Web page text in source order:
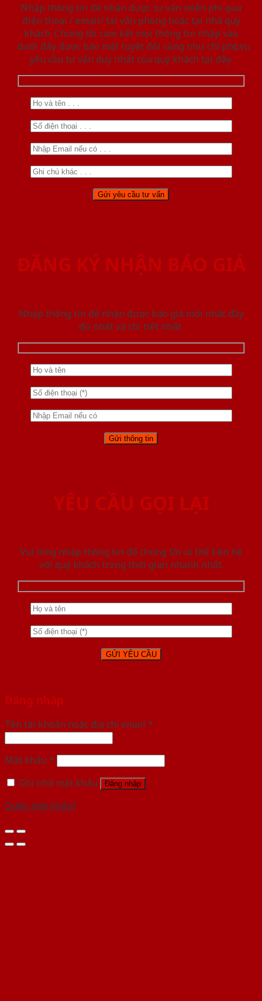
Nhập thông tin để nhận được tư vấn miễn phí qua
điện thoại / email/ tại văn phòng hoặc tại nhà quý
khách. Chúng tôi cam kết mọi thông tin nhập vào
dưới đây được bảo mật tuyệt đối cũng như chỉ phục vụ
yêu cầu tư vấn duy nhất của quý khách tại đây.
ĐĂNG KÝ NHẬN BÁO GIÁ
Nhập thông tin để nhận được báo giá mới nhât đầy
đủ nhất và chi tiết nhất.
YÊU CẦU GỌI LẠI
Vui lòng nhập thông tin để chúng tôi có thể liên hệ
với quý khách trong thời gian nhanh nhất.
Đăng nhập
Tên tài khoản hoặc địa chỉ email *
Mật khẩu *
Ghi nhớ mật khẩu
Đăng nhập
Quên mật khẩu?